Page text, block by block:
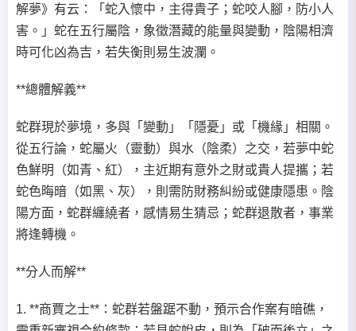
解夢》有云：「蛇入懷中，主得貴子；蛇咬人腳，防小人
害。」蛇在五行屬陰，象徵潛藏的能量與變動，陰陽相濟
時可化凶為吉，若失衡則易生波瀾。
**總體解義**
蛇群現於夢境，多與「變動」「隱憂」或「機緣」相關。
從五行論，蛇屬火（靈動）與水（陰柔）之交，若夢中蛇
色鮮明（如青、紅），主近期有意外之財或貴人提攜；若
蛇色晦暗（如黑、灰），則需防財務糾紛或健康隱患。陰
陽方面，蛇群纏繞者，感情易生猜忌；蛇群退散者，事業
將逢轉機。
**分人而解**
1. **商賈之士**：蛇群若盤踞不動，預示合作案有暗礁，